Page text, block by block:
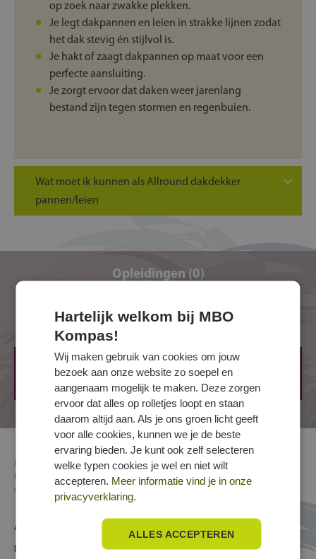
op zoek naar zwakke plekken.
Je legt dakpannen en leien in strakke lijnen zodat
het dak stevig én stijlvol is.
Je hakt of zaagt dakpannen op maat voor een
perfecte aansluiting.
Je zorgt ervoor dat daken weer jarenlang
bestand zijn tegen stormen en regenbuien.
Wat moet ik kunnen als Allround dakdekker
pannen/leien
sjouwt zichzelf niet naar boven.
scheve rij pannen ziet niemand graag.
Je werkt veilig en precies, want een loszittende
pan kan flinke schade aanrichten.
Bouw en infra»Bouwkunde» Dakdekken
Allround dakdekker pannen/leien
Crebocode
Andere functies/benamingen voor Allround dakdekker
pannen/leien:
Opleidingen (0)
Opleidingen (0)
Op dit moment worden nergens opleidingen voor dit
beroep aangeboden.
Hartelijk welkom bij MBO
Kompas!
Wij maken gebruik van cookies om jouw
bezoek aan onze website zo soepel en
aangenaam mogelijk te maken. Deze zorgen
ervoor dat alles op rolletjes loopt en staan
daarom altijd aan. Als je ons groen licht geeft
voor alle cookies, kunnen we je de beste
ervaring bieden. Je kunt ook zelf selecteren
welke typen cookies je wel en niet wilt
accepteren. Meer informatie vind je in onze
privacyverklaring.
ALLES ACCEPTEREN